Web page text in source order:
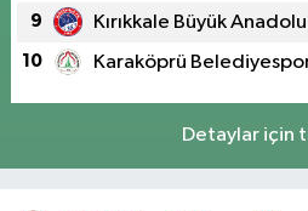
9 Kırıkkale Büyük Anadolu
10 Karaköprü
Detaylar için